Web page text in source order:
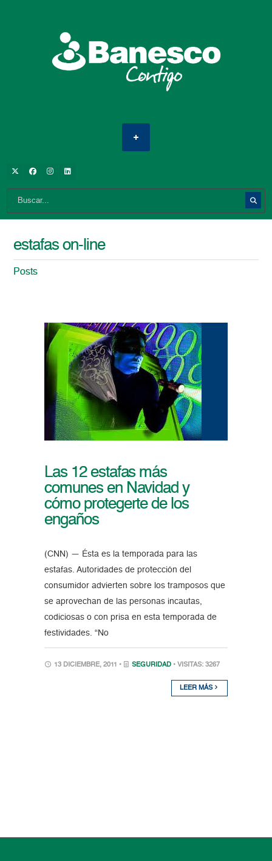
estafas on-line
Posts
Las 12 estafas más
comunes en Navidad y
cómo protegerte de los
engaños
(CNN) — Ésta es la temporada para las
estafas. Autoridades de protección del
consumidor advierten sobre los tramposos que
se aprovechan de las personas incautas,
codiciosas o con prisa en esta temporada de
festividades. “No
13 DICIEMBRE, 2011 • SEGURIDAD • VISITAS: 3267
LEER MÁS